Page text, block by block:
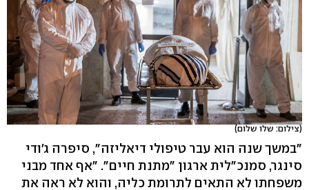
(צילום: שלו שלום)
"במשך שנה הוא עבר טיפולי דיאליזה", סיפרה ג'ודי
סינגר, סמנכ"לית ארגון "מתנת חיים". "אף אחד מבני
משפחתו לא התאים לתרומת כליה, והוא לא ראה את